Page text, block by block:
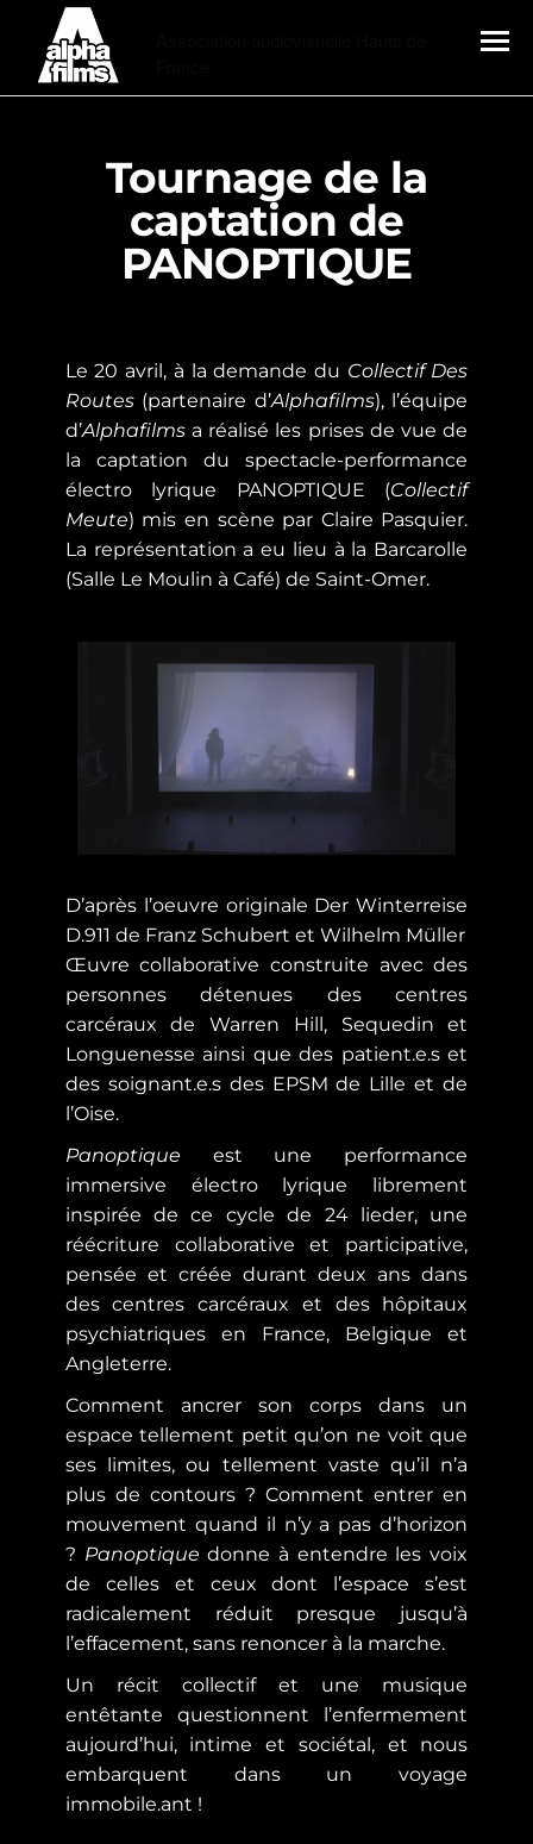
Tournage de la
captation de
PANOPTIQUE
Le 20 avril, à la demande du Collectif Des
Routes (partenaire d’Alphafilms), l’équipe
d’Alphafilmsa réalisé les prises de vue de
la captation du spectacle-performance
électro lyrique PANOPTIQUE (Collectif
Meute) mis en scène par Claire Pasquier.
La représentation a eu lieu à la Barcarolle
(Salle Le Moulin à Café) de Saint-Omer.
D’après l’oeuvre originale Der Winterreise
D.911 de Franz Schubert et Wilhelm Müller
Œuvre collaborative construite avec des
personnes détenues des centres
carcéraux de Warren Hill, Sequedin et
Longuenesse ainsi que des patient.e.s et
des soignant.e.s des EPSM de Lille et de
l’Oise.
Panoptique est une performance
immersive électro lyrique librement
inspirée de ce cycle de 24 lieder, une
réécriture collaborative et participative,
pensée et créée durant deux ans dans
des centres carcéraux et des hôpitaux
psychiatriques en France, Belgique et
Angleterre.
Comment ancrer son corps dans un
espace tellement petit qu’on ne voit que
ses limites, ou tellement vaste qu’il n’a
plus de contours ? Comment entrer en
mouvement quand il n’y a pas d’horizon
? Panoptique donne à entendre les voix
de celles et ceux dont l’espace s’est
radicalement réduit presque jusqu’à
l’effacement, sans renoncer à la marche.
Un récit collectif et une musique
entêtante questionnent l’enfermement
aujourd’hui, intime et sociétal, et nous
embarquent dans un voyage
immobile.ant !